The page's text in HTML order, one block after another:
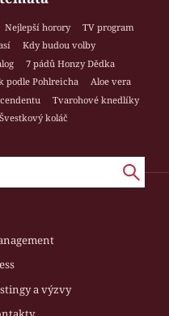
Nejlepší horory
TV program
Kdy budou volby
7 pádů Honzy Dědka
podle Pohlreicha
Aloe vera
Tvarohové knedlíky
Švestkový koláč
a výzvy